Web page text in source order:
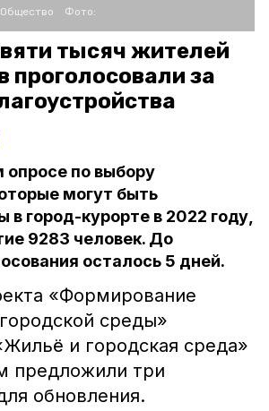
Общество Фото:
тысяч жителей
проголосовали за
опросе по выбору
могут быть
в город-курорте в 2022 году,
9283 человек. До
осталось 5 дней.
«Формирование
среды»
и городская среда»
предложили три
обновления.